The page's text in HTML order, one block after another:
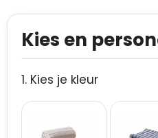
Kies en
1. Kies je kleur